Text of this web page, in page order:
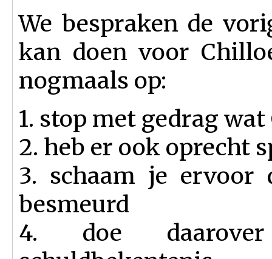
We bespraken de
kan doen voor
nogmaals op:
1. stop met gedrag
2. heb er ook oprecht
3. schaam je ervoor
besmeurd
4. doe